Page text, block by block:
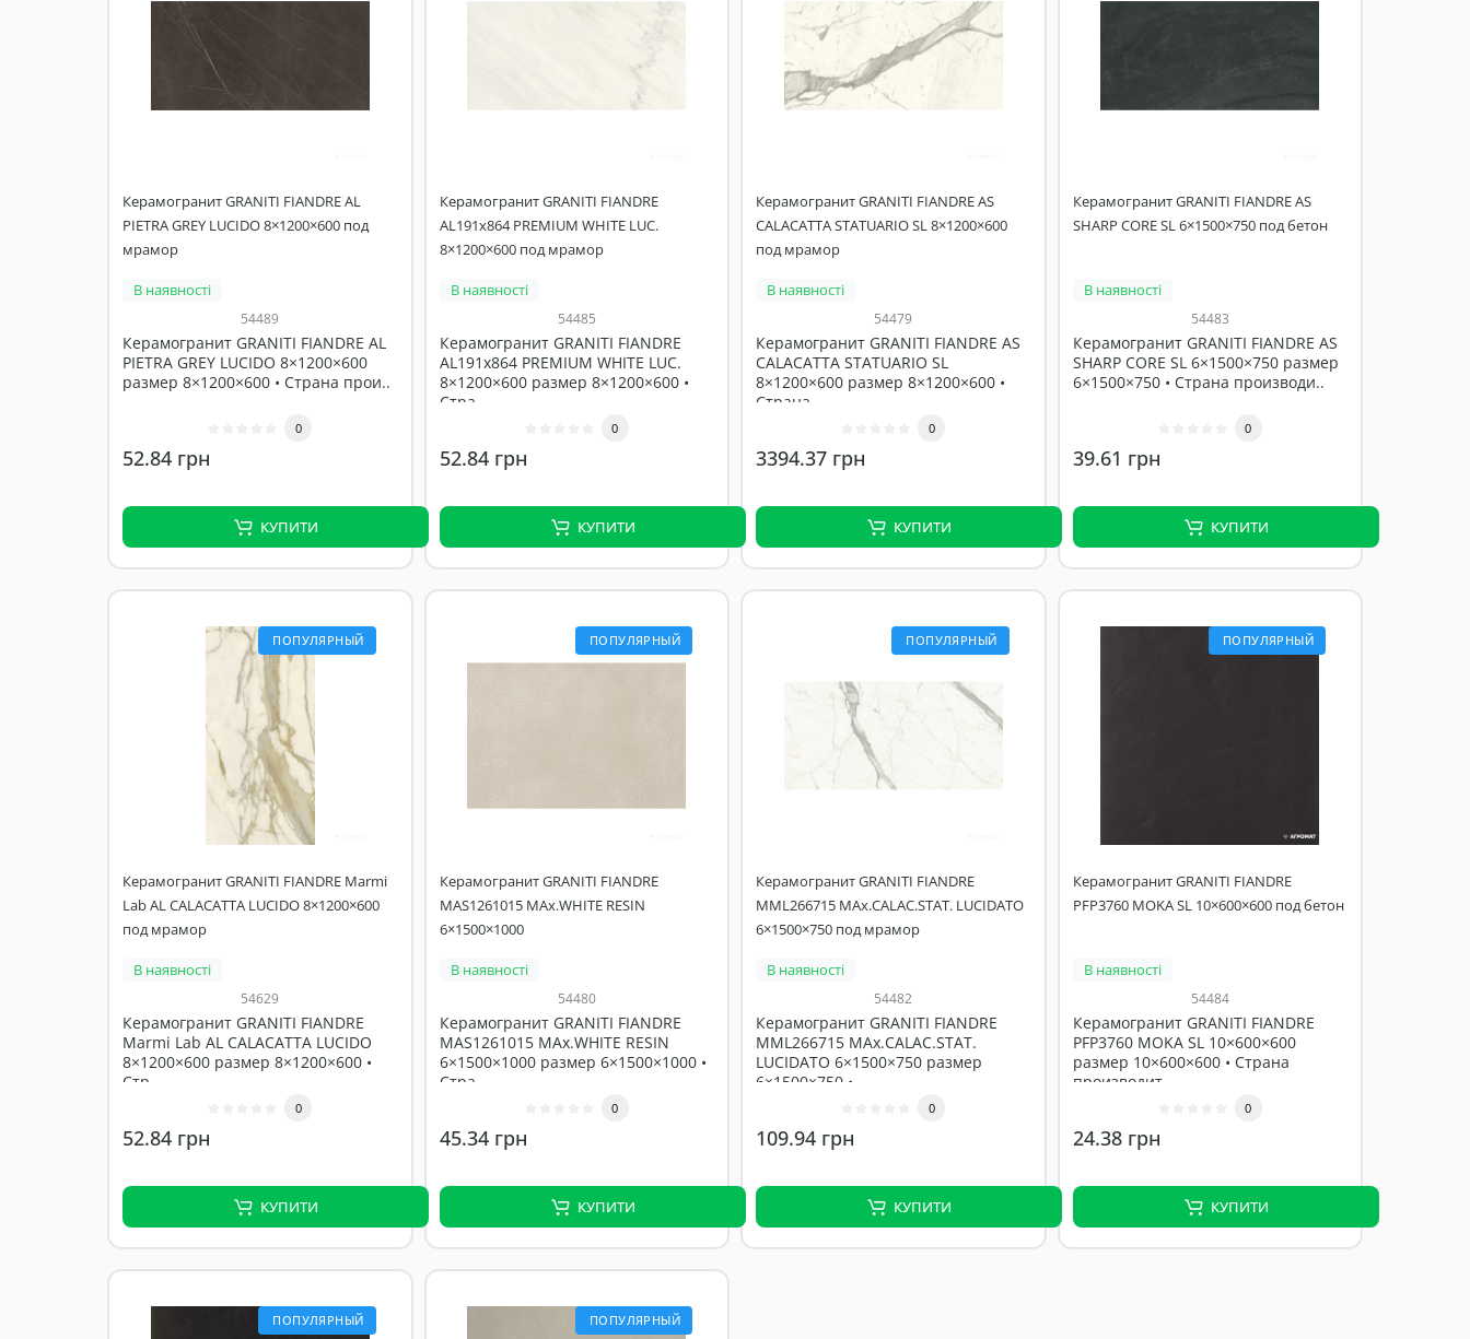
Керамогранит GRANITI FIANDRE AL
PIETRA GREY LUCIDO 8×1200×600 под
мрамор
В наявності
54489
Керамогранит GRANITI FIANDRE AL
PIETRA GREY LUCIDO 8×1200×600
размер 8×1200×600 • Страна прои..
0
52.84 грн
КУПИТИ
Керамогранит GRANITI FIANDRE
AL191x864 PREMIUM WHITE LUC.
8×1200×600 под мрамор
В наявності
54485
Керамогранит GRANITI FIANDRE
AL191x864 PREMIUM WHITE LUC.
8×1200×600 размер 8×1200×600 •
Стра..
0
52.84 грн
КУПИТИ
Керамогранит GRANITI FIANDRE AS
CALACATTA STATUARIO SL 8×1200×600
под мрамор
В наявності
54479
Керамогранит GRANITI FIANDRE AS
CALACATTA STATUARIO SL
8×1200×600 размер 8×1200×600 •
Страна ..
0
3394.37 грн
КУПИТИ
Керамогранит GRANITI FIANDRE AS
SHARP CORE SL 6×1500×750 под бетон
В наявності
54483
Керамогранит GRANITI FIANDRE AS
SHARP CORE SL 6×1500×750 размер
6×1500×750 • Страна производи..
0
39.61 грн
КУПИТИ
ПОПУЛЯРНЫЙ
Керамогранит GRANITI FIANDRE Marmi
Lab AL CALACATTA LUCIDO 8×1200×600
под мрамор
В наявності
54629
Керамогранит GRANITI FIANDRE
Marmi Lab AL CALACATTA LUCIDO
8×1200×600 размер 8×1200×600 •
Стр..
0
52.84 грн
КУПИТИ
ПОПУЛЯРНЫЙ
Керамогранит GRANITI FIANDRE
MAS1261015 MAx.WHITE RESIN
6×1500×1000
В наявності
54480
Керамогранит GRANITI FIANDRE
MAS1261015 MAx.WHITE RESIN
6×1500×1000 размер 6×1500×1000 •
Стра..
0
45.34 грн
КУПИТИ
ПОПУЛЯРНЫЙ
Керамогранит GRANITI FIANDRE
MML266715 MAx.CALAC.STAT. LUCIDATO
6×1500×750 под мрамор
В наявності
54482
Керамогранит GRANITI FIANDRE
MML266715 MAx.CALAC.STAT.
LUCIDATO 6×1500×750 размер
6×1500×750 •..
0
109.94 грн
КУПИТИ
ПОПУЛЯРНЫЙ
Керамогранит GRANITI FIANDRE
PFP3760 MOKA SL 10×600×600 под бетон
В наявності
54484
Керамогранит GRANITI FIANDRE
PFP3760 MOKA SL 10×600×600
размер 10×600×600 • Страна
производит..
0
24.38 грн
КУПИТИ
ПОПУЛЯРНЫЙ ПОПУЛЯРНЫЙ